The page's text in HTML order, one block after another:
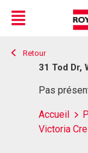
Live
En Direct
Menu
Retour
31 Tod Dr,
Pas
Accueil
Victoria